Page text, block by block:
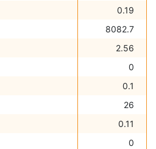
0.19
8082.7
2.56
0
0.1
26
0.11
0